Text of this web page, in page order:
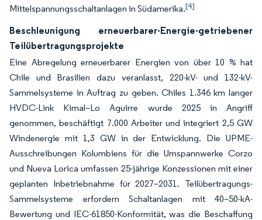
Mittelspannungsschaltanlagen in Südamerika.[4]
Beschleunigung erneuerbarer-Energie-getriebener
Teilübertragungsprojekte
Eine Abregelung erneuerbarer Energien von über 10 % hat
Chile und Brasilien dazu veranlasst, 220-kV- und 132-kV-
Sammelsysteme in Auftrag zu geben. Chiles 1.346 km langer
HVDC-Link Kimal–Lo Aguirre wurde 2025 in Angriff
genommen, beschäftigt 7.000 Arbeiter und integriert 2,5 GW
Windenergie mit 1,3 GW in der Entwicklung. Die UPME-
Ausschreibungen Kolumbiens für die Umspannwerke Corzo
und Nueva Lorica umfassen 25-jährige Konzessionen mit einer
geplanten Inbetriebnahme für 2027–2031. Teilübertragungs-
Sammelsysteme erfordern Schaltanlagen mit 40–50-kA-
Bewertung und IEC-61850-Konformität, was die Beschaffung